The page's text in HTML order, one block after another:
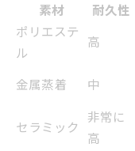
素材 耐久性
ポリエステ
ル
高
金属蒸着 中
セラミック 非常に
高